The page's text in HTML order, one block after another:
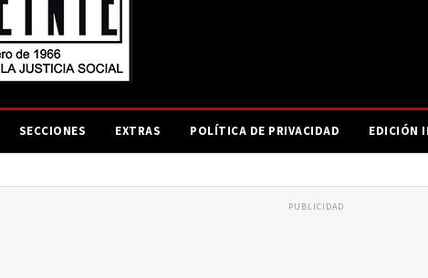
SECCIONES EXTRAS POLÍTICA DE PRIVACIDAD EDICIÓN
PUBLICIDAD